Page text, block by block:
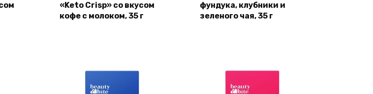
«Keto Crisp» со вкусом
кофе с молоком, 35 г
фундука, клубники и
зеленого чая, 35 г